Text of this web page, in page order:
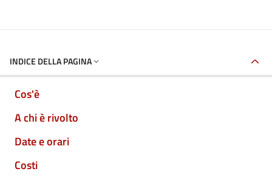
INDICE DELLA PAGINA
Cos'è
A chi è rivolto
Date e orari
Costi